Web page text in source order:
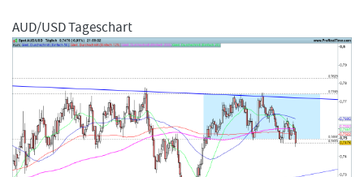
AUD/USD Tageschart